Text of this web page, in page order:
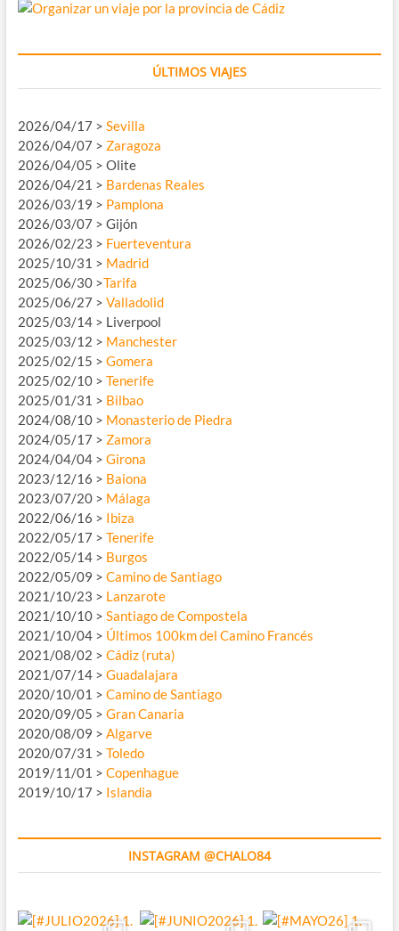
ÚLTIMOS VIAJES
2026/04/17 > Sevilla
2026/04/07 > Zaragoza
2026/04/05 > Olite
2026/04/21 > Bardenas Reales
2026/03/19 > Pamplona
2026/03/07 > Gijón
2026/02/23 > Fuerteventura
2025/10/31 > Madrid
2025/06/30 >Tarifa
2025/06/27 > Valladolid
2025/03/14 > Liverpool
2025/03/12 > Manchester
2025/02/15 > Gomera
2025/02/10 > Tenerife
2025/01/31 > Bilbao
2024/08/10 > Monasterio de Piedra
2024/05/17 > Zamora
2024/04/04 > Girona
2023/12/16 > Baiona
2023/07/20 > Málaga
2022/06/16 > Ibiza
2022/05/17 > Tenerife
2022/05/14 > Burgos
2022/05/09 > Camino de Santiago
2021/10/23 > Lanzarote
2021/10/10 > Santiago de Compostela
2021/10/04 > Últimos 100km del Camino Francés
2021/08/02 > Cádiz (ruta)
2021/07/14 > Guadalajara
2020/10/01 > Camino de Santiago
2020/09/05 > Gran Canaria
2020/08/09 > Algarve
2020/07/31 > Toledo
2019/11/01 > Copenhague
2019/10/17 > Islandia
INSTAGRAM @CHALO84